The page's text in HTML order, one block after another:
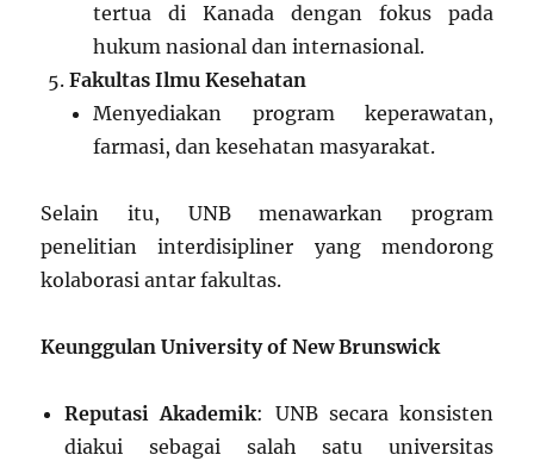
tertua di Kanada dengan fokus pada
hukum nasional dan internasional.
Fakultas Ilmu Kesehatan
Menyediakan program keperawatan,
farmasi, dan kesehatan masyarakat.
Selain itu, UNB menawarkan program
penelitian interdisipliner yang mendorong
kolaborasi antar fakultas.
Keunggulan University of New Brunswick
Reputasi Akademik: UNB secara konsisten
diakui sebagai salah satu universitas